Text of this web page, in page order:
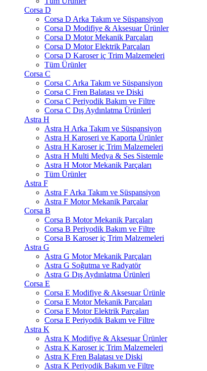
Corsa D
Corsa D Arka Takım ve Süspansiyon
Corsa D Modifiye & Aksesuar Ürünler
Corsa D Motor Mekanik Parçaları
Corsa D Motor Elektrik Parçaları
Corsa D Karoser iç Trim Malzemeleri
Tüm Ürünler
Corsa C
Corsa C Arka Takım ve Süspansiyon
Corsa C Fren Balatası ve Diski
Corsa C Periyodik Bakım ve Filtre
Corsa C Dış Aydınlatma Ürünleri
Astra H
Astra H Arka Takım ve Süspansiyon
Astra H Karoseri ve Kaporta Ürünler
Astra H Karoser iç Trim Malzemeleri
Astra H Multi Medya & Ses Sistemle
Astra H Motor Mekanik Parçaları
Tüm Ürünler
Astra F
Astra F Arka Takım ve Süspansiyon
Astra F Motor Mekanik Parçalar
Corsa B
Corsa B Motor Mekanik Parçaları
Corsa B Periyodik Bakım ve Filtre
Corsa B Karoser iç Trim Malzemeleri
Astra G
Astra G Motor Mekanik Parçaları
Astra G Soğutma ve Radyatör
Astra G Dış Aydınlatma Ürünleri
Corsa E
Corsa E Modifiye & Aksesuar Ürünle
Corsa E Motor Mekanik Parçaları
Corsa E Motor Elektrik Parçaları
Corsa E Periyodik Bakım ve Filtre
Astra K
Astra K Modifiye & Aksesuar Ürünler
Astra K Karoser iç Trim Malzemeleri
Astra K Fren Balatası ve Diski
Astra K Periyodik Bakım ve Filtre